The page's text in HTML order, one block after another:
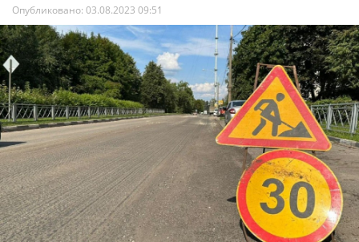
Опубликовано: 03.08.2023 09:51